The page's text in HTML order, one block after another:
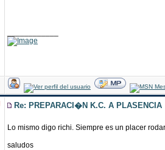
Re: PREPARACI�N K.C. A PLASENCIA
Lo mismo digo richi. Siempre es un placer
saludos